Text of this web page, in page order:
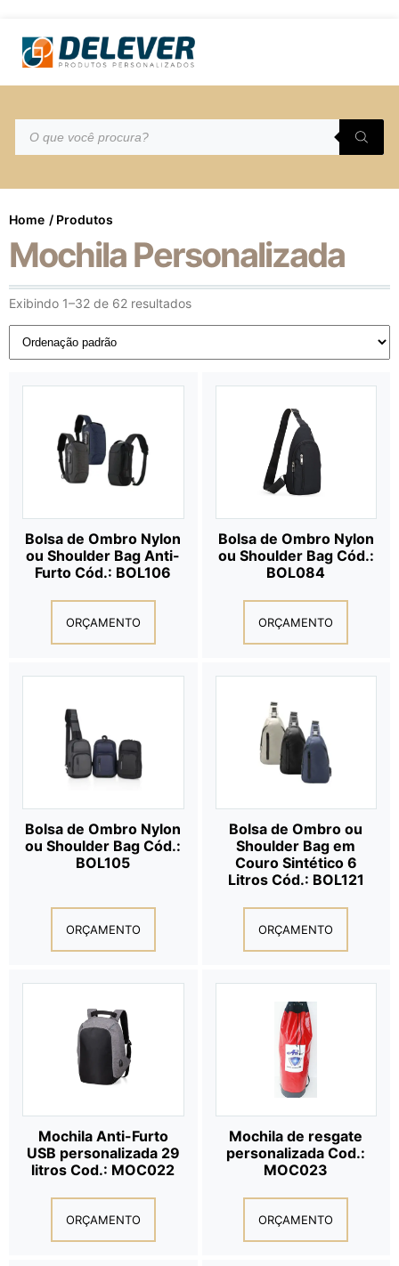
Home / Produtos
Mochila Personalizada
Exibindo 1–32 de 62 resultados
Bolsa de Ombro Nylon
ou Shoulder Bag Anti-
Furto Cód.: BOL106
ORÇAMENTO
Bolsa de Ombro Nylon
ou Shoulder Bag Cód.:
BOL084
ORÇAMENTO
Bolsa de Ombro Nylon
ou Shoulder Bag Cód.:
BOL105
ORÇAMENTO
Bolsa de Ombro ou
Shoulder Bag em
Couro Sintético 6
Litros Cód.: BOL121
ORÇAMENTO
Mochila Anti-Furto
USB personalizada 29
litros Cod.: MOC022
ORÇAMENTO
Mochila de resgate
personalizada Cod.:
MOC023
ORÇAMENTO